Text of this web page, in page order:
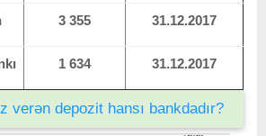
3 355 31.12.2017
1 634 31.12.2017
verən depozit hansı bankdadır?